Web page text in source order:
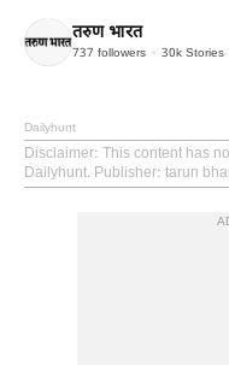
तरुण भारत
737 followers 30k Stories
Dailyhunt
Disclaimer: This content has
Dailyhunt. Publisher: tarun